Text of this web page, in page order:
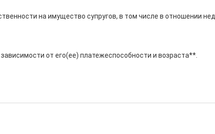
на имущество супругов, в том числе в отношении
от его(ее) платежеспособности и возраста**.